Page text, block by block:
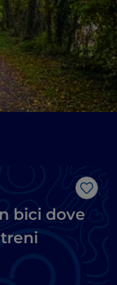
Like
bici dove